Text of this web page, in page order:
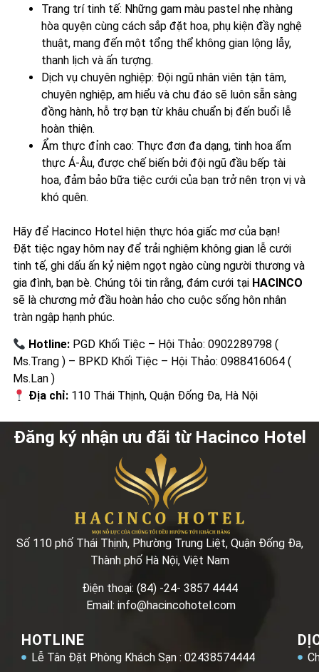
Trang trí tinh tế: Những gam màu pastel nhẹ nhàng
hòa quyện cùng cách sắp đặt hoa, phụ kiện đầy nghệ
thuật, mang đến một tổng thể không gian lộng lẫy,
thanh lịch và ấn tượng.
Dịch vụ chuyên nghiệp: Đội ngũ nhân viên tận tâm,
chuyên nghiệp, am hiểu và chu đáo sẽ luôn sẵn sàng
đồng hành, hỗ trợ bạn từ khâu chuẩn bị đến buổi lễ
hoàn thiện.
Ẩm thực đỉnh cao: Thực đơn đa dạng, tinh hoa ẩm
thực Á-Âu, được chế biến bởi đội ngũ đầu bếp tài
hoa, đảm bảo bữa tiệc cưới của bạn trở nên trọn vị và
khó quên.
Hãy để Hacinco Hotel hiện thực hóa giấc mơ của bạn!
Đặt tiệc ngay hôm nay để trải nghiệm không gian lễ cưới
tinh tế, ghi dấu ấn kỷ niệm ngọt ngào cùng người thương và
gia đình, bạn bè. Chúng tôi tin rằng, đám cưới tại HACINCO
sẽ là chương mở đầu hoàn hảo cho cuộc sống hôn nhân
tràn ngập hạnh phúc.
Hotline: PGD Khối Tiệc – Hội Thảo: 0902289798 (
Ms.Trang ) – BPKD Khối Tiệc – Hội Thảo: 0988416064 (
Ms.Lan )
Địa chỉ: 110 Thái Thịnh, Quận Đống Đa, Hà Nội
Đăng ký nhận ưu đãi từ Hacinco Hotel
Số 110 phố Thái Thịnh, Phường Trung Liệt, Quận Đống Đa,
Thành phố Hà Nội, Việt Nam
Điện thoại: (84) -24- 3857 4444
Email: info@hacincohotel.com
HOTLINE
Lễ Tân Đặt Phòng Khách Sạn : 02438574444